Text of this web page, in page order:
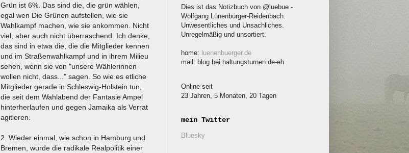
Grün ist 6%. Das sind die, die grün wählen,
egal wen Die Grünen aufstellen, wie sie
Wahlkampf machen, wie sie ankommen. Nicht
viel, aber auch nicht überraschend. Ich denke,
das sind in etwa die, die die Mitglieder kennen
und im Straßenwahlkampf und in ihrem Milieu
sehen, wenn sie von "unsere Wählerinnen
wollen nicht, dass..." sagen. So wie es etliche
Mitglieder gerade in Schleswig-Holstein tun,
die seit dem Wahlabend der Fantasie Ampel
hinterherlaufen und gegen Jamaika als Verrat
agitieren.
2. Wieder einmal, wie schon in Hamburg und
Bremen, wurde die radikale Realpolitik einer
Dies ist das Notizbuch von @luebue -
Wolfgang Lünenbürger-Reidenbach.
Unwesentliches und Unsachliches.
Unregelmäßig und unsortiert.
home: luenenbuerger.de
mail: blog bei haltungsturnen de-eh
Online seit
23 Jahren, 5 Monaten, 20 Tagen
mein Twitter
Bluesky